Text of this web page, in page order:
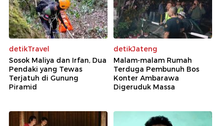
detikTravel
Sosok Maliya dan Irfan, Dua
Pendaki yang Tewas
Terjatuh di Gunung
Piramid
detikJateng
Malam-malam Rumah
Terduga Pembunuh Bos
Konter Ambarawa
Digeruduk Massa